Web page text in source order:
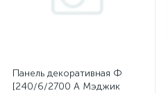
Панель декоративная Ф
[240/6/2700 A Мэджик